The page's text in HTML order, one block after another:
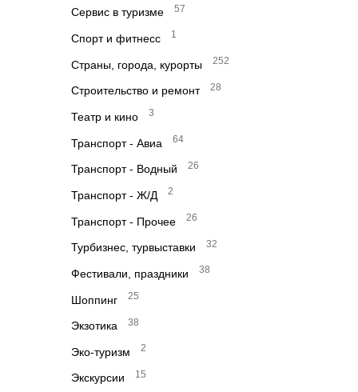
Сервис в туризме 57
Спорт и фитнесс 1
Страны, города, курорты 252
Строительство и ремонт 28
Театр и кино 3
Транспорт - Авиа 64
Транспорт - Водный 26
Транспорт - Ж/Д 2
Транспорт - Прочее 26
Турбизнес, турвыставки 32
Фестивали, праздники 38
Шоппинг 25
Экзотика 38
Эко-туризм 2
Экскурсии 15